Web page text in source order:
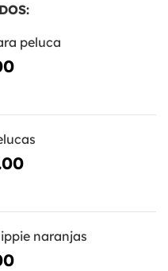
peluca
naranjas